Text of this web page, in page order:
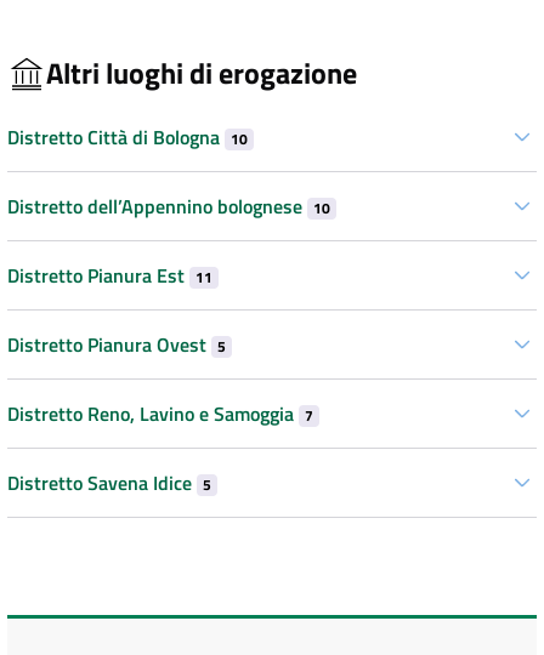
Altri luoghi di erogazione
Distretto Città di Bologna 10
Distretto dell’Appennino bolognese 10
Distretto Pianura Est 11
Distretto Pianura Ovest 5
Distretto Reno, Lavino e Samoggia 7
Distretto Savena Idice 5